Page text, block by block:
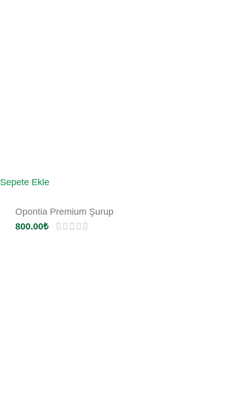
Sepete Ekle
Opontia Premium Şurup
800.00₺